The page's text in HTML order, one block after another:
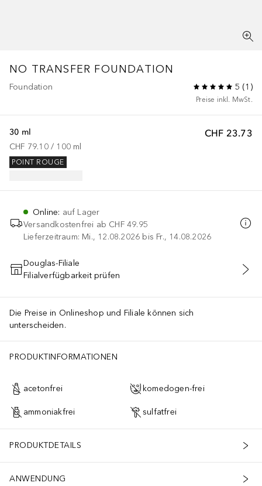
NO TRANSFER FOUNDATION
Foundation 5 (1 )
Preise inkl. MwSt.
CHF 23.73
30 ml
CHF 79.10 / 100 ml
POINT ROUGE
Online: auf Lager
Versandkostenfrei ab CHF 49.95
Lieferzeitraum: Mi., 12.08.2026 bis Fr., 14.08.2026
IN DEN WARENKORB
Douglas-Filiale
Filialverfügbarkeit prüfen
Die Preise in Onlineshop und Filiale können sich
unterscheiden.
PRODUKTINFORMATIONEN
acetonfrei komedogen-frei
ammoniakfrei sulfatfrei
PRODUKTDETAILS
ANWENDUNG